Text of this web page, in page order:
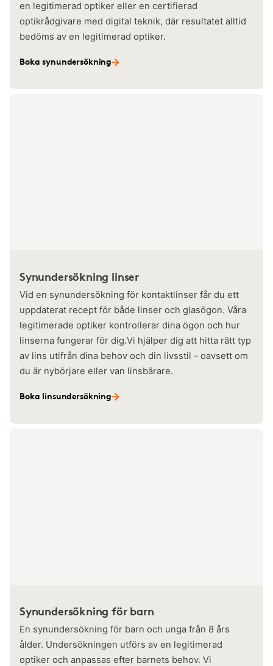
en legitimerad optiker eller en certifierad
optikrådgivare med digital teknik, där resultatet alltid
bedöms av en legitimerad optiker.
Boka synundersökning
Synundersökning linser
Vid en synundersökning för kontaktlinser får du ett
uppdaterat recept för både linser och glasögon. Våra
legitimerade optiker kontrollerar dina ögon och hur
linserna fungerar för dig.Vi hjälper dig att hitta rätt typ
av lins utifrån dina behov och din livsstil - oavsett om
du är nybörjare eller van linsbärare.
Boka linsundersökning
Synundersökning för barn
En synundersökning för barn och unga från 8 års
ålder. Undersökningen utförs av en legitimerad
optiker och anpassas efter barnets behov. Vi